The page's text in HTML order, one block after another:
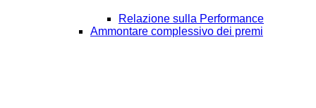
Relazione sulla Performance
Ammontare complessivo dei premi